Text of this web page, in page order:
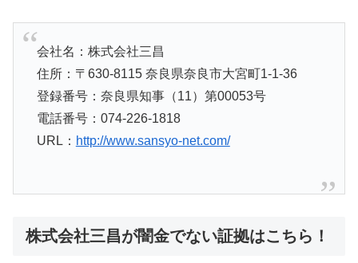
会社名：株式会社三昌
住所：〒630-8115 奈良県奈良市大宮町1-1-36
登録番号：奈良県知事（11）第00053号
電話番号：074-226-1818
URL： http://www.sansyo-net.com/
株式会社三昌が闇金でない証拠はこちら！